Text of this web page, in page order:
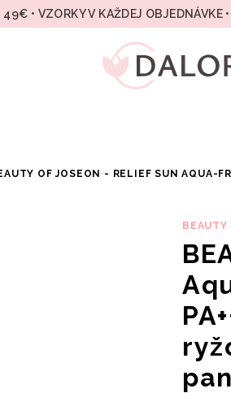
49€ • VZORKY V KAŽDEJ
OF JOSEON - RELIEF SUN AQUA-
BEAUTY